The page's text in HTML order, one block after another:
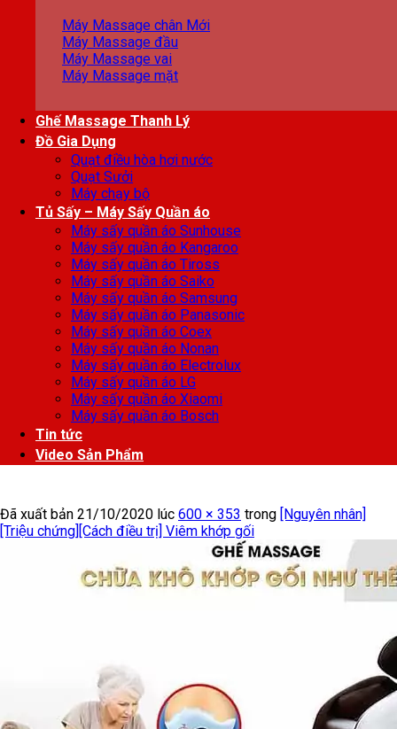
Máy Massage chân
Máy Massage đầu
Máy Massage vai
Máy Massage mặt
Ghế Massage Thanh Lý
Đồ Gia Dụng
Quạt điều hòa hơi nước
Quạt Sưởi
Máy chạy bộ
Tủ Sấy – Máy Sấy Quần áo
Máy sấy quần áo Sunhouse
Máy sấy quần áo Kangaroo
Máy sấy quần áo Tiross
Máy sấy quần áo Saiko
Máy sấy quần áo Samsung
Máy sấy quần áo Panasonic
Máy sấy quần áo Coex
Máy sấy quần áo Nonan
Máy sấy quần áo Electrolux
Máy sấy quần áo LG
Máy sấy quần áo Xiaomi
Máy sấy quần áo Bosch
Tin tức
Video Sản Phẩm
Đã xuất bản 21/10/2020 lúc 600 × 353 trong [Nguyên nhân]
[Triệu chứng][Cách điều trị] Viêm khớp gối